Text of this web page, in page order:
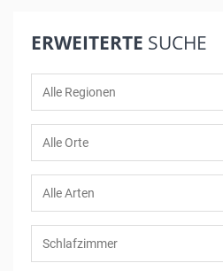
ERWEITERTE SUCHE